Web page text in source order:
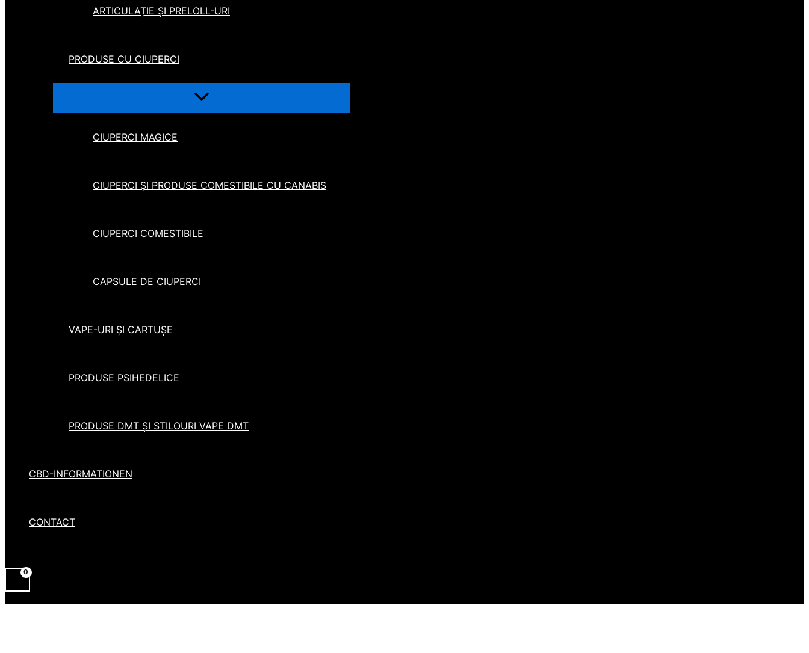
ARTICULAȚIE ȘI PRELOLL-URI
PRODUSE CU CIUPERCI
CIUPERCI MAGICE
CIUPERCI ȘI PRODUSE COMESTIBILE CU CANABIS
CIUPERCI COMESTIBILE
CAPSULE DE CIUPERCI
VAPE-URI ȘI CARTUȘE
PRODUSE PSIHEDELICE
PRODUSE DMT ȘI STILOURI VAPE DMT
CBD-INFORMATIONEN
CONTACT